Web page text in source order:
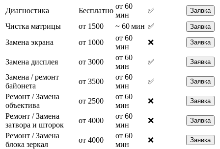
Диагностика
Бесплатно
от 60
мин
✅ Заявка
Чистка матрицы от 1500 ~ 60 мин ✅ Заявка
Замена экрана от 1000
от 60
мин
❌ Заявка
Замена дисплея от 3000
от 60
мин
✅ Заявка
Замена / ремонт
байонета
от 3500
от 60
мин
✅ Заявка
Ремонт / Замена
объектива
от 2500
от 60
мин
❌ Заявка
Ремонт / Замена
затвора и шторок
от 4000
от 60
мин
❌ Заявка
Ремонт / Замена
блока зеркал
от 4000
от 60
мин
❌ Заявка